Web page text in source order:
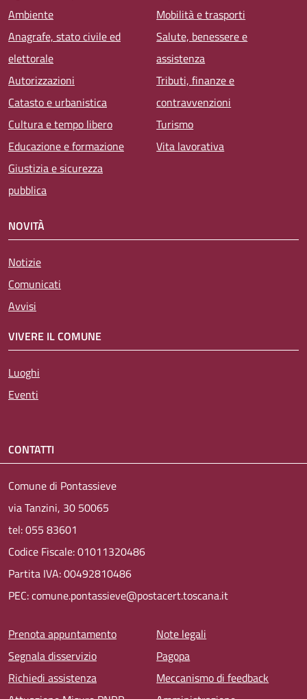
Ambiente
Anagrafe, stato civile ed
elettorale
Autorizzazioni
Catasto e urbanistica
Cultura e tempo libero
Educazione e formazione
Giustizia e sicurezza
pubblica
Mobilità e trasporti
Salute, benessere e
assistenza
Tributi, finanze e
contravvenzioni
Turismo
Vita lavorativa
NOVITÀ
Notizie
Comunicati
Avvisi
VIVERE IL COMUNE
Luoghi
Eventi
CONTATTI
Comune di Pontassieve
via Tanzini, 30 50065
tel: 055 83601
Codice Fiscale: 01011320486
Partita IVA: 00492810486
PEC: comune.pontassieve@postacert.toscana.it
Menu piè di pagina
Prenota appuntamento
Segnala disservizio
Richiedi assistenza
Note legali
Pagopa
Meccanismo di feedback